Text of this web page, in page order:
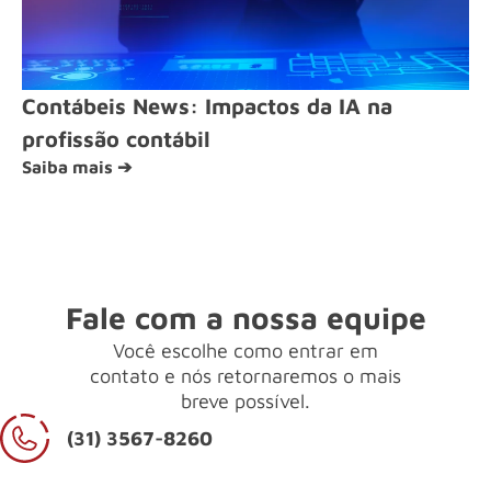
Contábeis News: Impactos da IA na
profissão contábil
Saiba mais ➔
Fale com a nossa equipe
Você escolhe como entrar em
contato e nós retornaremos o mais
breve possível.
(31) 3567-8260